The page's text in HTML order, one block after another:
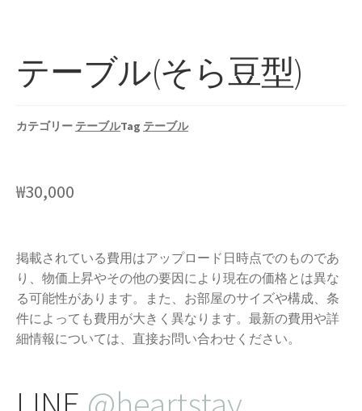
テーブル(そら豆型)
カテゴリー テーブルTag テーブル
₩30,000
掲載されている費用はアップロード日時点でのものであ
り、物価上昇やその他の要因により現在の価格とは異な
る可能性があります。また、お部屋のサイズや構成、条
件によっても費用が大きく異なります。最新の費用や詳
細情報については、直接お問い合わせください。